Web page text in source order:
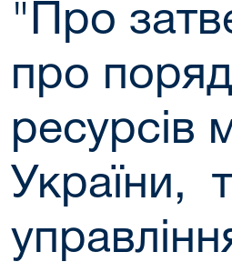
"Про
про
ресурсів
України,